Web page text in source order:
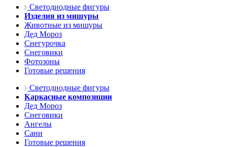
Светодиодные фигуры
Изделия из мишуры
Животные из мишуры
Дед Мороз
Снегурочка
Снеговики
Фотозоны
Готовые решения
Светодиодные фигуры
Каркасные композиции
Дед Мороз
Снеговики
Ангелы
Сани
Готовые решения